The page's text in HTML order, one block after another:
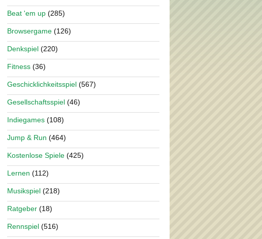
Beat 'em up (285)
Browsergame (126)
Denkspiel (220)
Fitness (36)
Geschicklichkeitsspiel (567)
Gesellschaftsspiel (46)
Indiegames (108)
Jump & Run (464)
Kostenlose Spiele (425)
Lernen (112)
Musikspiel (218)
Ratgeber (18)
Rennspiel (516)